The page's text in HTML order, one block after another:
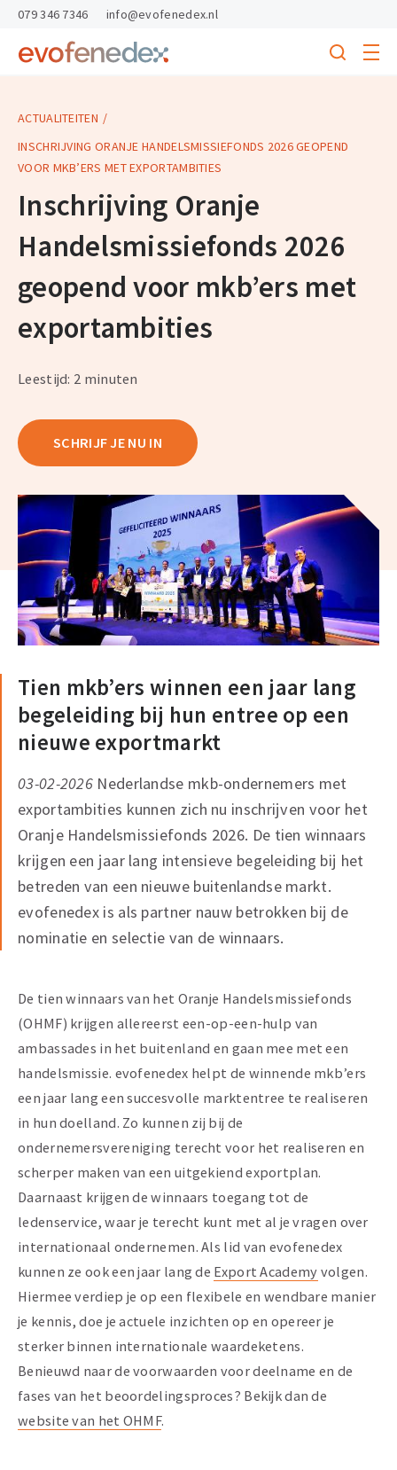
skipToContent
skipToFooter
Return
homepage
Search
menu
079 346 7346 info@evofenedex.nl
ACTUALITEITEN
INSCHRIJVING ORANJE HANDELSMISSIEFONDS 2026 GEOPEND
VOOR MKB’ERS MET EXPORTAMBITIES
Inschrijving Oranje
Handelsmissiefonds 2026
geopend voor mkb’ers met
exportambities
Leestijd: 2 minuten
SCHRIJF JE NU IN
Tien mkb’ers winnen een jaar lang
begeleiding bij hun entree op een
nieuwe exportmarkt
03-02-2026 Nederlandse mkb-ondernemers met
exportambities kunnen zich nu inschrijven voor het
Oranje Handelsmissiefonds 2026. De tien winnaars
krijgen een jaar lang intensieve begeleiding bij het
betreden van een nieuwe buitenlandse markt.
evofenedex is als partner nauw betrokken bij de
nominatie en selectie van de winnaars.
De tien winnaars van het Oranje Handelsmissiefonds
(OHMF) krijgen allereerst een-op-een-hulp van
ambassades in het buitenland en gaan mee met een
handelsmissie. evofenedex helpt de winnende mkb’ers
een jaar lang een succesvolle marktentree te realiseren
in hun doelland. Zo kunnen zij bij de
ondernemersvereniging terecht voor het realiseren en
scherper maken van een uitgekiend exportplan.
Daarnaast krijgen de winnaars toegang tot de
ledenservice, waar je terecht kunt met al je vragen over
internationaal ondernemen. Als lid van evofenedex
kunnen ze ook een jaar lang de Export Academy volgen.
Hiermee verdiep je op een flexibele en wendbare manier
je kennis, doe je actuele inzichten op en opereer je
sterker binnen internationale waardeketens.
Benieuwd naar de voorwaarden voor deelname en de
fases van het beoordelingsproces? Bekijk dan de
website van het OHMF.